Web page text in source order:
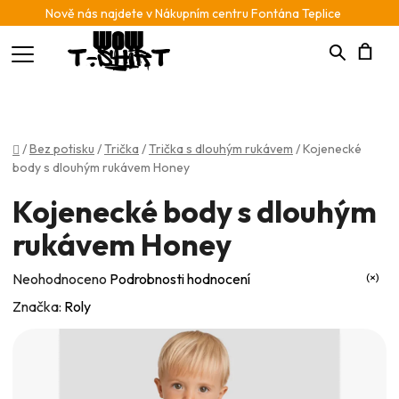
Nově nás najdete v Nákupním centru Fontána Teplice
Hledat
Domů
/Bez potisku /Trička /Trička s dlouhým rukávem /Kojenecké
body s dlouhým rukávem Honey
Kojenecké body s dlouhým
rukávem Honey
Průměrné
hodnocení
produktu
Neohodnoceno Podrobnosti hodnocení
Značka: Roly